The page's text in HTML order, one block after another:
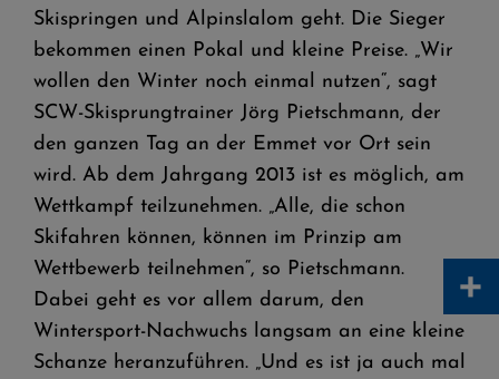
Skispringen und Alpinslalom geht. Die Sieger
bekommen einen Pokal und kleine Preise. „Wir
wollen den Winter noch einmal nutzen“, sagt
SCW-Skisprungtrainer Jörg Pietschmann, der
den ganzen Tag an der Emmet vor Ort sein
wird. Ab dem Jahrgang 2013 ist es möglich, am
Wettkampf teilzunehmen. „Alle, die schon
Skifahren können, können im Prinzip am
Wettbewerb teilnehmen“, so Pietschmann.
Dabei geht es vor allem darum, den
Wintersport-Nachwuchs langsam an eine kleine
Schanze heranzuführen. „Und es ist ja auch mal
+